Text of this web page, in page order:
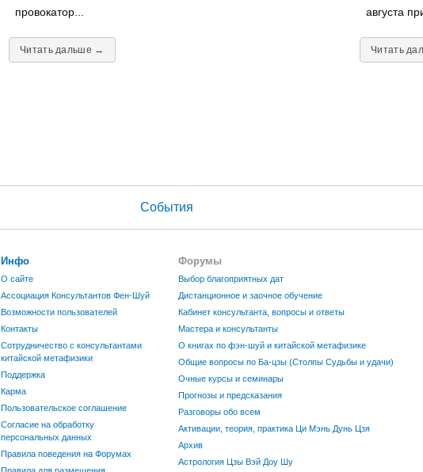
провокатор...
Читать дальше →
августа
Читать
События
Инфо
О сайте
Ассоциация Консультантов Фен-Шуй
Возможности пользователей
Контакты
Сотрудничество с консультантами
китайской метафизики
Поддержка
Карма
Пользовательское соглашение
Согласие на обработку
персональных данных
Правила поведения на Форумах
Правила для размещения
Форумы
Выбор благоприятных дат
Дистанционное и заочное обучение
Кабинет консультанта, вопросы и ответы
Мастера и консультанты
О книгах по фэн-шуй и китайской метафизике
Общие вопросы по Ба-цзы (Столпы Судьбы и удачи)
Очные курсы и семинары
Прогнозы и предсказания
Разговоры обо всем
Активации, теория, практика Ци Мэнь Дунь Цзя
Архив
Астрология Цзы Вэй Доу Шу